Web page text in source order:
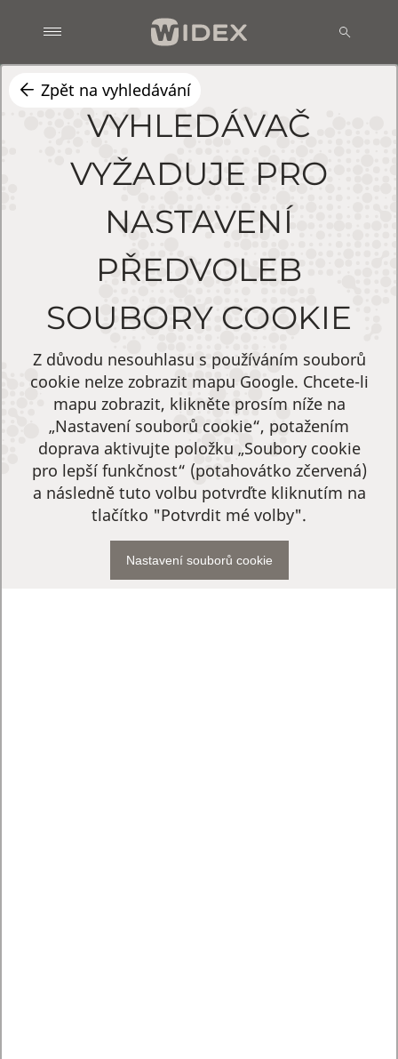
Zpět na vyhledávání
VYHLEDÁVAČ
VYŽADUJE PRO
NASTAVENÍ
PŘEDVOLEB
SOUBORY COOKIE
Z důvodu nesouhlasu s používáním souborů
cookie nelze zobrazit mapu Google. Chcete-li
mapu zobrazit, klikněte prosím níže na
„Nastavení souborů cookie“, potažením
doprava aktivujte položku „Soubory cookie
pro lepší funkčnost“ (potahovátko zčervená)
a následně tuto volbu potvrďte kliknutím na
tlačítko "Potvrdit mé volby".
Nastavení souborů cookie